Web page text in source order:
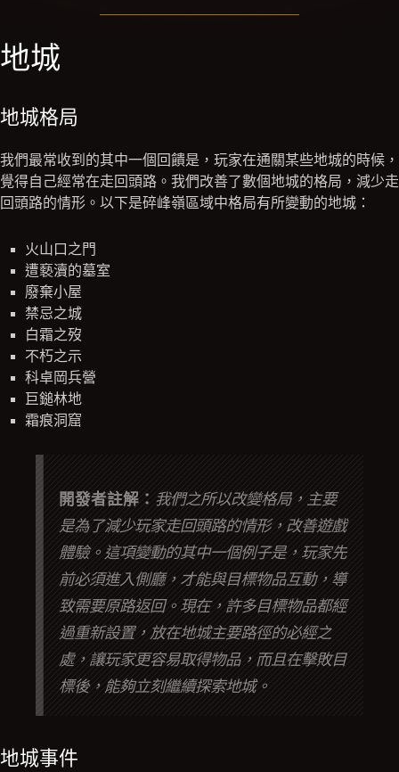
地城
地城格局
我們最常收到的其中一個回饋是，玩家在通關某些地城的時候，
覺得自己經常在走回頭路。我們改善了數個地城的格局，減少走
回頭路的情形。以下是碎峰嶺區域中格局有所變動的地城：
火山口之門
遭褻瀆的墓室
廢棄小屋
禁忌之城
白霜之歿
不朽之示
科卓岡兵營
巨鎚林地
霜痕洞窟
開發者註解： 我們之所以改變格局，主要
是為了減少玩家走回頭路的情形，改善遊戲
體驗。這項變動的其中一個例子是，玩家先
前必須進入側廳，才能與目標物品互動，導
致需要原路返回。現在，許多目標物品都經
過重新設置，放在地城主要路徑的必經之
處，讓玩家更容易取得物品，而且在擊敗目
標後，能夠立刻繼續探索地城。
地城事件